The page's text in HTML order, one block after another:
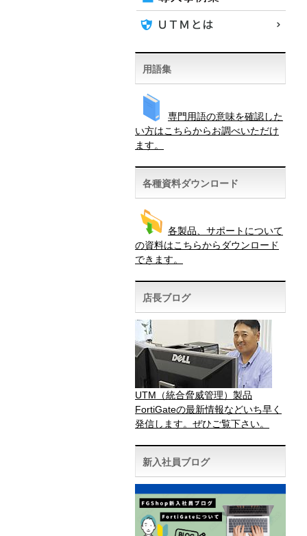
用語集
専門用語の意味を確認した
い方はこちらからお調べいただけ
ます。
各種資料ダウンロード
各製品、サポートについて
の資料はこちらからダウンロード
できます。
店長ブログ
UTM（統合脅威管理）製品
FortiGateの最新情報などいち早く
発信します。ぜひご覧下さい。
新入社員ブログ